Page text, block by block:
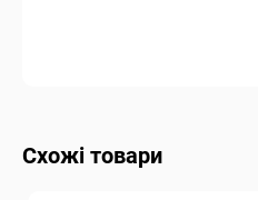
Схожі товари